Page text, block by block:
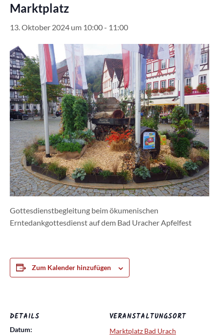
Marktplatz
13. Oktober 2024 um 10:00- 11:00
Gottesdienstbegleitung beim ökumenischen
Erntedankgottesdienst auf dem Bad Uracher Apfelfest
Zum Kalender hinzufügen
DETAILS
Datum:
VERANSTALTUNGSORT
Marktplatz Bad Urach